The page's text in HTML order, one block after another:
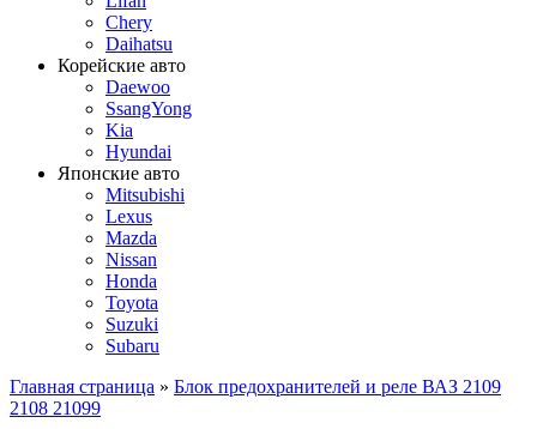
Chery
Daihatsu
Корейские авто
Daewoo
SsangYong
Kia
Hyundai
Японские авто
Mitsubishi
Lexus
Mazda
Nissan
Honda
Toyota
Suzuki
Subaru
Главная страница » Блок предохранителей и реле ВАЗ 2109
2108 21099